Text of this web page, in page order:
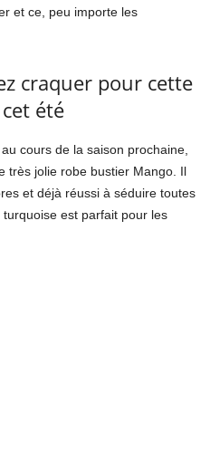
et ce, peu importe les
craquer pour cette
été
cours de la saison prochaine,
très jolie robe bustier Mango. Il
et déjà réussi à séduire toutes
est parfait pour les